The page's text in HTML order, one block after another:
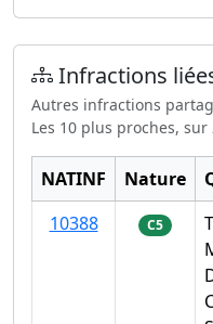
Infractions
Autres infractions
Les 10 plus proches, sur
NATINF Nature
10388
C5